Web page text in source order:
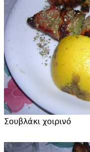
Σουβλάκι χοιρινό